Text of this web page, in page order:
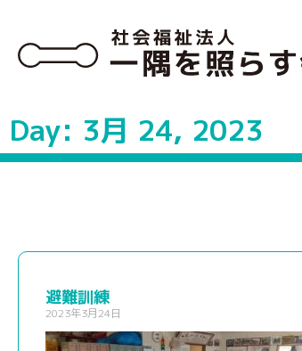
Day: 3月 24, 2023
避難訓練
2023年3月24日